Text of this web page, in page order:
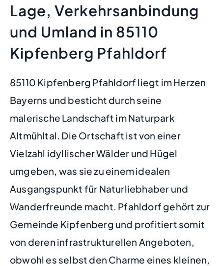
Lage, Verkehrsanbindung
und Umland in 85110
Kipfenberg Pfahldorf
85110 Kipfenberg Pfahldorf liegt im Herzen
Bayerns und besticht durch seine
malerische Landschaft im Naturpark
Altmühltal. Die Ortschaft ist von einer
Vielzahl idyllischer Wälder und Hügel
umgeben, was sie zu einem idealen
Ausgangspunkt für Naturliebhaber und
Wanderfreunde macht. Pfahldorf gehört zur
Gemeinde Kipfenberg und profitiert somit
von deren infrastrukturellen Angeboten,
obwohl es selbst den Charme eines kleinen,